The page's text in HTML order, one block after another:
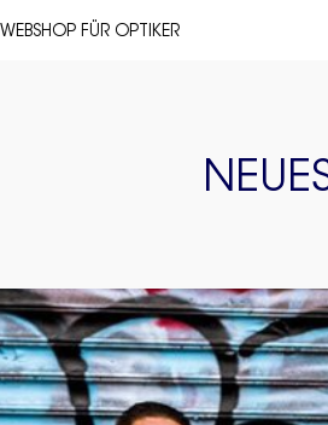
WEBSHOP FÜR OPTIKER